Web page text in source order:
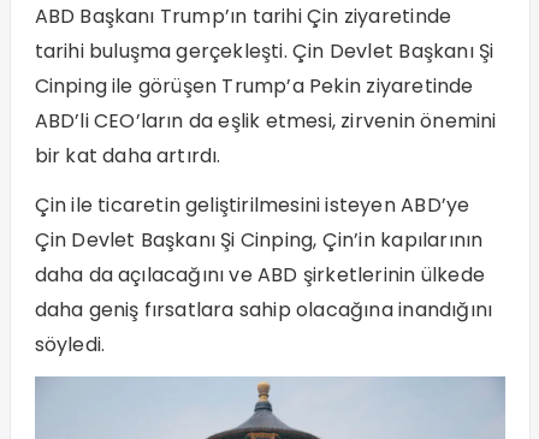
ABD Başkanı Trump’ın tarihi Çin ziyaretinde
tarihi buluşma gerçekleşti. Çin Devlet Başkanı Şi
Cinping ile görüşen Trump’a Pekin ziyaretinde
ABD’li CEO’ların da eşlik etmesi, zirvenin önemini
bir kat daha artırdı.
Çin ile ticaretin geliştirilmesini isteyen ABD’ye
Çin Devlet Başkanı Şi Cinping, Çin’in kapılarının
daha da açılacağını ve ABD şirketlerinin ülkede
daha geniş fırsatlara sahip olacağına inandığını
söyledi.